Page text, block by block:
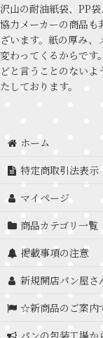
沢山の耐油紙袋、PP
協力メーカーの商品も
ざいます。紙の厚み
変わってくるからです
どと言うことのない
たしております。
ホーム
特定商取引法表示
マイページ
商品カテゴリ一覧
掲載事項の注意
新規開店パン屋さ
☆新商品のご案
パンの包装工場